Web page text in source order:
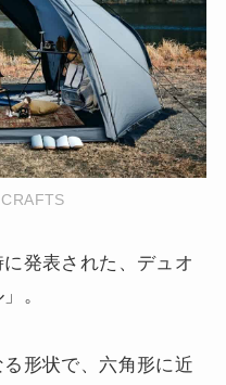
発表された、デュオ
。
形状で、六角形に近